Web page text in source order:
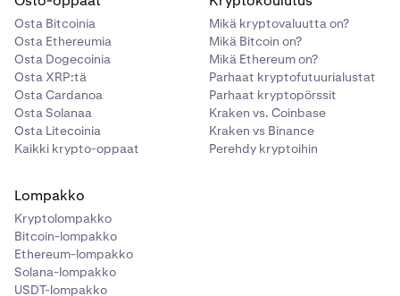
Osta Bitcoinia
Osta Ethereumia
Osta Dogecoinia
Osta XRP:tä
Osta Cardanoa
Osta Solanaa
Osta Litecoinia
Kaikki krypto-oppaat
Mikä kryptovaluutta on?
Mikä Bitcoin on?
Mikä Ethereum on?
Parhaat kryptofutuurialustat
Parhaat kryptopörssit
Kraken vs. Coinbase
Kraken vs Binance
Perehdy kryptoihin
Lompakko
Kryptolompakko
Bitcoin-lompakko
Ethereum-lompakko
Solana-lompakko
USDT-lompakko